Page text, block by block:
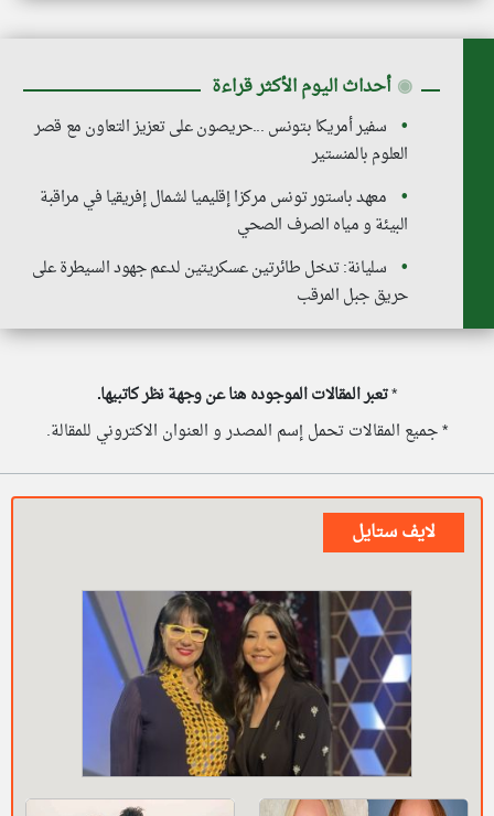
◉ أحداث اليوم الأكثر قراءة
سفير أمريكا بتونس ...حريصون على تعزيز التعاون مع قصر
العلوم بالمنستير
معهد باستور تونس مركزا إقليميا لشمال إفريقيا في مراقبة
البيئة و مياه الصرف الصحي
سليانة: تدخل طائرتين عسكريتين لدعم جهود السيطرة على
حريق جبل المرقب
*تعبر المقالات الموجوده هنا عن وجهة نظر كاتبيها.
* جميع المقالات تحمل إسم المصدر و العنوان الاكتروني للمقالة.
لايف ستايل